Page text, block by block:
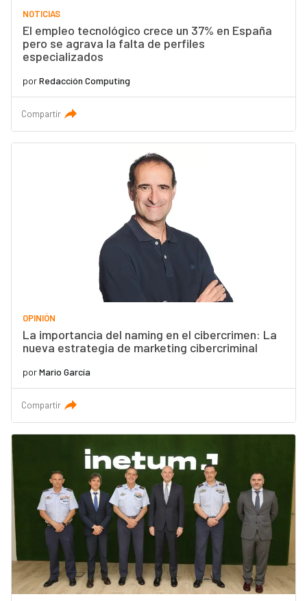
NOTICIAS
El empleo tecnológico crece un 37% en España
pero se agrava la falta de perfiles
especializados
porRedacción Computing
Compartir
OPINIÓN
La importancia del naming en el cibercrimen: La
nueva estrategia de marketing cibercriminal
porMario García
Compartir